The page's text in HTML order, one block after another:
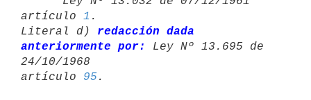
artículo 1 .
Literal d) redacción dada
anteriormente por:
Ley Nº 13.695 de
24/10/1968
artículo 95